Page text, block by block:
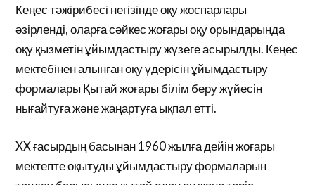
Кеңес тәжірибесі негізінде оқу жоспарлары
әзірленді, оларға сәйкес жоғары оқу орындарында
оқу қызметін ұйымдастыру жүзеге асырылды. Кеңес
мектебінен алынған оқу үдерісін ұйымдастыру
формалары Қытай жоғары білім беру жүйесін
нығайтуға және жаңартуға ықпал етті.
XX ғасырдың басынан 1960 жылға дейін жоғары
мектепте оқытуды ұйымдастыру формаларын